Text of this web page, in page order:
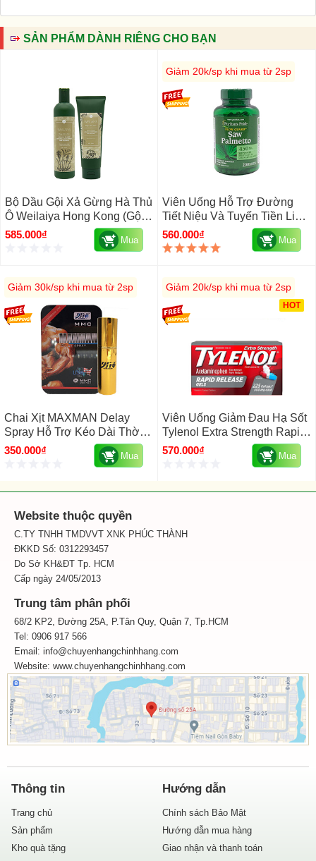
SẢN PHẨM DÀNH RIÊNG CHO BẠN
Bộ Dầu Gội Xả Gừng Hà Thủ
Ô Weilaiya Hong Kong (gội
400ml - Xả 250ml)
585.000₫ Mua
Giảm 20k/sp khi mua từ 2sp
Viên Uống Hỗ Trợ Đường
Tiết Niệu Và Tuyến Tiền Liệt
Puritan’s Pride Saw Palmetto
450 Mg Mỹ 200 Viên
560.000₫ Mua
Giảm 30k/sp khi mua từ 2sp
Chai Xịt MAXMAN Delay
Spray Hỗ Trợ Kéo Dài Thời
Gian Quan Hệ Cho Quý Ông
350.000₫ Mua
HOT
Giảm 20k/sp khi mua từ 2sp
Viên Uống Giảm Đau Hạ Sốt
Tylenol Extra Strength Rapid
Release Gels 500mg Mỹ 225
570.000₫ Mua
Website thuộc quyền
C.TY TNHH TMDVVT XNK PHÚC THÀNH
ĐKKD Số: 0312293457
Do Sở KH&ĐT Tp. HCM
Cấp ngày 24/05/2013
Trung tâm phân phối
68/2 KP2, Đường 25A, P.Tân Quy, Quận 7, Tp.HCM
Tel: 0906 917 566
Email: info@chuyenhangchinhhang.com
Website: www.chuyenhangchinhhang.com
Thông tin
Trang chủ
Sản phẩm
Kho quà tặng
Hướng dẫn
Chính sách Bảo Mật
Hướng dẫn mua hàng
Giao nhận và thanh toán